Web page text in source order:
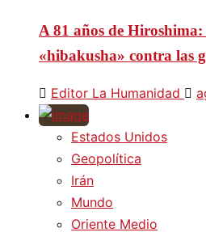
A 81 años de
«hibakusha» contra las
Editor La Humanidad
Estados Unidos
Geopolítica
Irán
Mundo
Oriente Medio